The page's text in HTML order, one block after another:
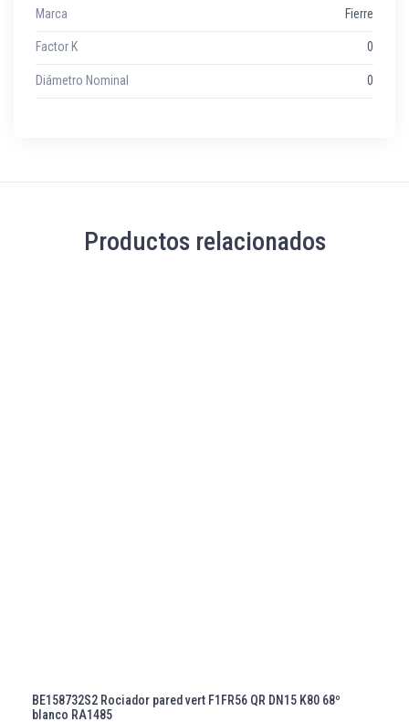
Marca Fierre
Factor K 0
Diámetro Nominal 0
Productos relacionados
BE158732S2 Rociador pared vert F1FR56 QR DN15 K80 68º
blanco RA1485